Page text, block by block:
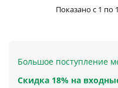
Показано с 1 по
Большое поступление
Скидка 18% на